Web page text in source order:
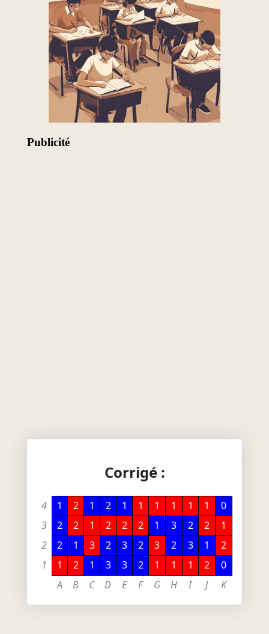
Publicité
Corrigé :
4 1 2 1 2 1 1 1 1 1 1
0
3
2 2 1 2 2 2 1 3 2 2
1
2
2 1 3 2 3 2 3 2 3 1
2
1
1 2 1 3 3 2 1 1 1 2
0
A
B C D E F G H I J K